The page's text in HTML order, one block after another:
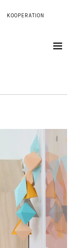
KOOPERATION